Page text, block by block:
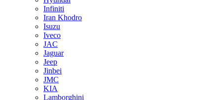
Infiniti
Iran Khodro
Isuzu
Iveco
JAC
Jaguar
Jeep
Jinbei
JMC
KIA
Lamborghini